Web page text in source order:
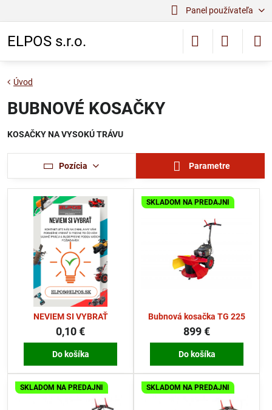
Panel používateľa
ELPOS s.r.o.
Úvod
BUBNOVÉ KOSAČKY
KOSAČKY NA VYSOKÚ TRÁVU
Pozícia Parametre
NEVIEM SI VYBRAŤ
0,10 €
Do košíka
SKLADOM NA PREDAJNI
Bubnová kosačka TG 225
899 €
Do košíka
SKLADOM NA PREDAJNI SKLADOM NA PREDAJNI